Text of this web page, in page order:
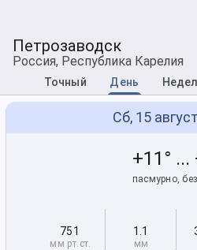
Петрозаводск
Россия, Республика Карелия
Точный День
Сб, 15
+11° ...
пасмурно,
751
мм рт.ст.
1.1
мм